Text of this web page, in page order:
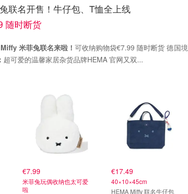
联名开售！牛仔包、T恤全上线
随时断货
米菲兔联名来啦！ 可收纳购物袋€7.99 随时断货 德国境
超可爱的温馨家居杂货品牌HEMA 官网又双...
€7.99
米菲兔玩偶收纳也太可爱
啦
€17.49
40×10×45cm
HEMA Miffy 联名牛仔包